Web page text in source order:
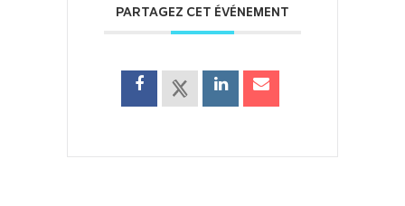
PARTAGEZ CET ÉVÉNEMENT